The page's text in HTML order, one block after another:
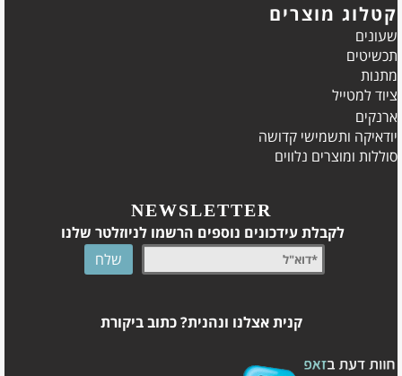
קטלוג מוצרים
שעונים
תכשיטים
מתנות
ציוד למטייל
ארנקים
יודאיקה ותשמישי קדושה
סוללות ומוצרים נלווים
NEWSLETTER
לקבלת עידכונים נוספים הרשמו לניוזלטר שלנו
קנית אצלנו ונהנית? כתוב ביקורת